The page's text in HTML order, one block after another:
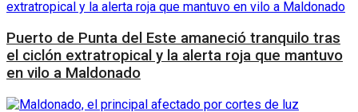
Puerto de Punta del Este amaneció tranquilo tras
el ciclón extratropical y la alerta roja que mantuvo
en vilo a Maldonado